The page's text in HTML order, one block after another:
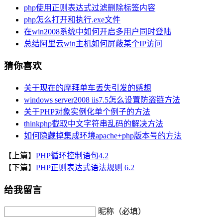
php使用正则表达式过滤删除标签内容
php怎么打开和执行.exe文件
在win2008系统中如何开启多用户同时登陆
总结阿里云win主机如何屏蔽某个IP访问
猜你喜欢
关于现在的摩拜单车丢失引发的感想
windows server2008 iis7.5怎么设置防盗链方法
关于PHP对象实例化单个例子的方法
thinkphp截取中文字符串乱码的解决方法
如何隐藏掉集成环境apache+php版本号的方法
【上篇】 PHP循环控制语句4.2
【下篇】 PHP正则表达式语法规则 6.2
给我留言
昵称（必填）